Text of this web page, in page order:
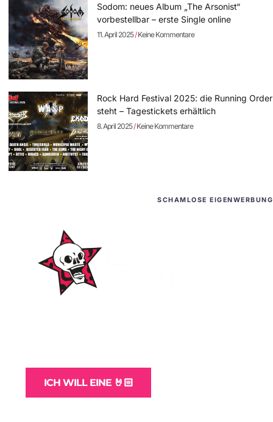
Sodom: neues Album „The Arsonist“
vorbestellbar – erste Single online
11. April 2025 Keine Kommentare
Rock Hard Festival 2025: die Running Order
steht – Tagestickets erhältlich
8. April 2025 Keine Kommentare
SCHAMLOSE EIGENWERBUNG
ICH WILL EINE 🤘🏻